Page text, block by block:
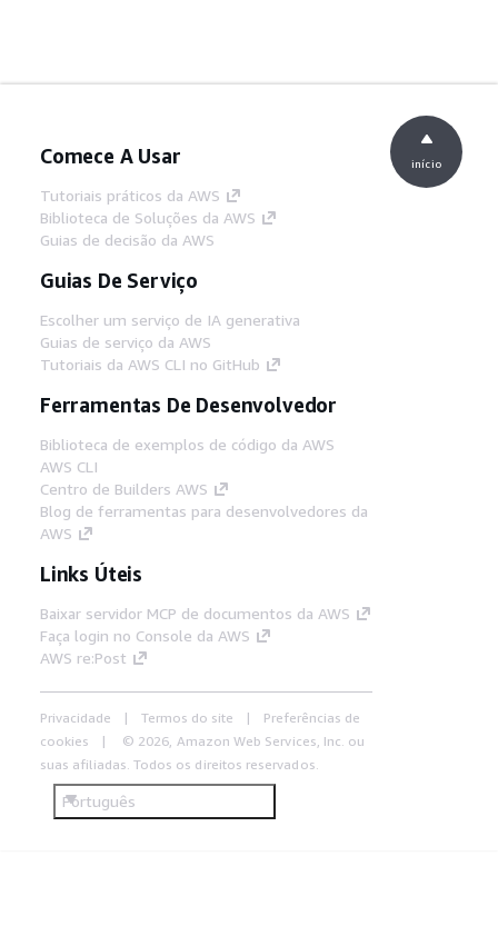
Comece A Usar
Tutoriais práticos da AWS
Biblioteca de Soluções da AWS
Guias de decisão da AWS
Guias De Serviço
Escolher um serviço de IA generativa
Guias de serviço da AWS
Tutoriais da AWS CLI no GitHub
Ferramentas De Desenvolvedor
Biblioteca de exemplos de código da AWS
AWS CLI
Centro de Builders AWS
Blog de ferramentas para desenvolvedores da
AWS
Links Úteis
Baixar servidor MCP de documentos da AWS
Faça login no Console da AWS
AWS re:Post
Privacidade Termos do site
Preferências de
cookies
© 2026, Amazon Web Services, Inc. ou
suas afiliadas. Todos os direitos reservados.
Português
início